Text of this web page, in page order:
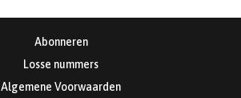
Abonneren
Losse nummers
Algemene Voorwaarden